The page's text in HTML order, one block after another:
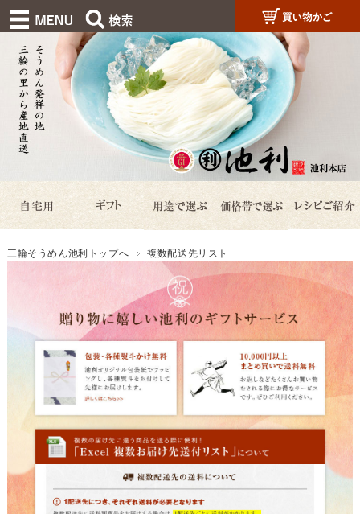
三輪そうめん池利トップへ 複数配送先リスト